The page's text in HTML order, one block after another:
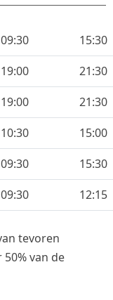
09:30
15:30
19:00
21:30
19:00
21:30
10:30
15:00
09:30
15:30
09:30 12:15
tevoren
van de